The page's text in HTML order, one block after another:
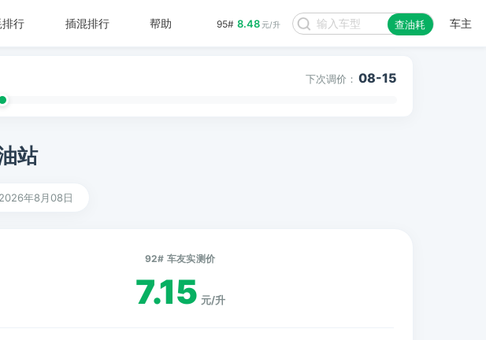
95# 8.48 元/升 查油耗 车主
排行 插混排行 帮助
下次调价： 08-15
站
2026年8月08日
92# 车友实测价
7.15 元/升